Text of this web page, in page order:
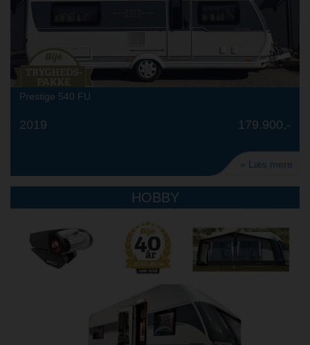
Prestige 540 FU
2019 179.900,-
» Læs mere
HOBBY